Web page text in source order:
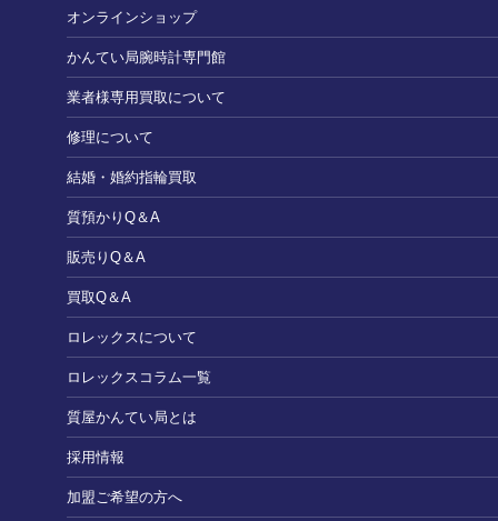
オンラインショップ
かんてい局腕時計専門館
業者様専用買取について
修理について
結婚・婚約指輪買取
質預かりQ＆A
販売りQ＆A
買取Q＆A
ロレックスについて
ロレックスコラム一覧
質屋かんてい局とは
採用情報
加盟ご希望の方へ